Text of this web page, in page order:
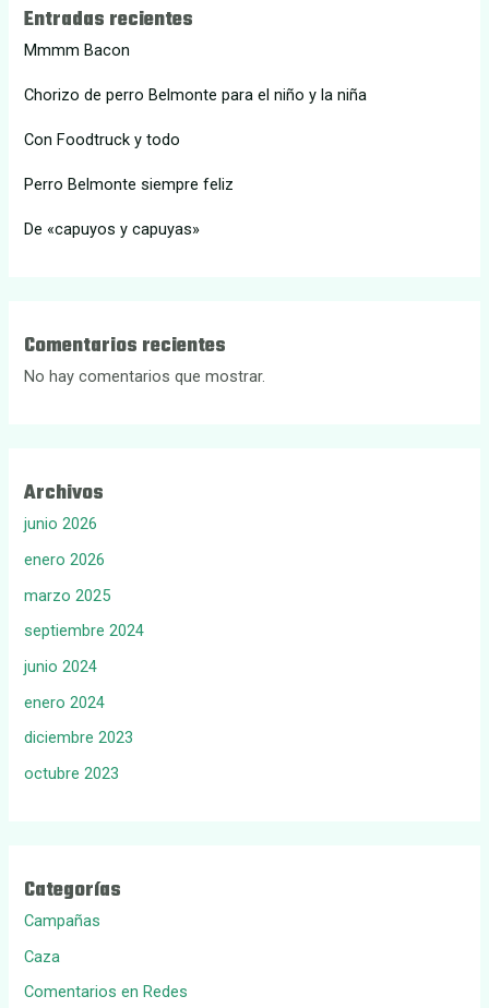
Entradas recientes
Mmmm Bacon
Chorizo de perro Belmonte para el niño y la niña
Con Foodtruck y todo
Perro Belmonte siempre feliz
De «capuyos y capuyas»
Comentarios recientes
No hay comentarios que mostrar.
Archivos
junio 2026
enero 2026
marzo 2025
septiembre 2024
junio 2024
enero 2024
diciembre 2023
octubre 2023
Categorías
Campañas
Caza
Comentarios en Redes